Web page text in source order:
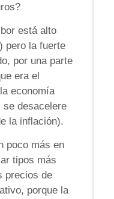
está alto
pero la fuerte
por una parte
era el
economía
se desacelere
la inflación).
poco más en
tipos más
precios de
porque la